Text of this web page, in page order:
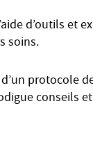
d’outils et
soins.
protocole
conseils et